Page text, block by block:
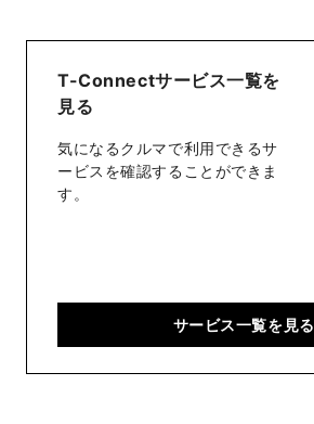
T-Connectサービス一覧を
見る
気になるクルマで利用できるサ
ービスを確認することができま
す。
サービス一覧を見る